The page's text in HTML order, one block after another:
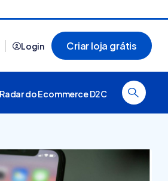
Login Criar loja grátis
Radar do Ecommerce D2C